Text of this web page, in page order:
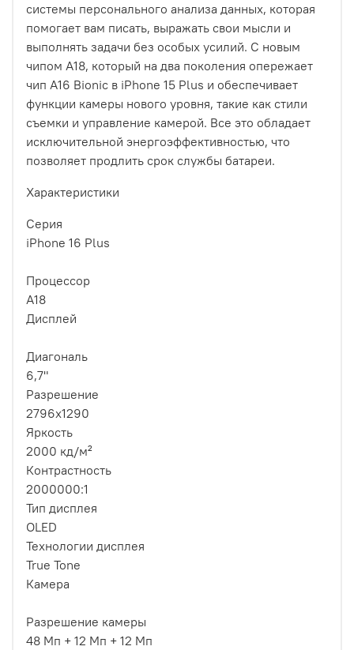
системы персонального анализа данных, которая
помогает вам писать, выражать свои мысли и
выполнять задачи без особых усилий. С новым
чипом A18, который на два поколения опережает
чип A16 Bionic в iPhone 15 Plus и обеспечивает
функции камеры нового уровня, такие как стили
съемки и управление камерой. Все это обладает
исключительной энергоэффективностью, что
позволяет продлить срок службы батареи.
Характеристики
Серия
iPhone 16 Plus
Процессор
A18
Дисплей
Диагональ
6,7"
Разрешение
2796x1290
Яркость
2000 кд/м²
Контрастность
2000000:1
Тип дисплея
OLED
Технологии дисплея
True Tone
Камера
Разрешение камеры
48 Мп + 12 Мп + 12 Мп